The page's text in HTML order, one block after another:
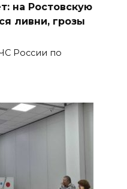
на
короткое
на Ростовскую
ливни, грозы
России по